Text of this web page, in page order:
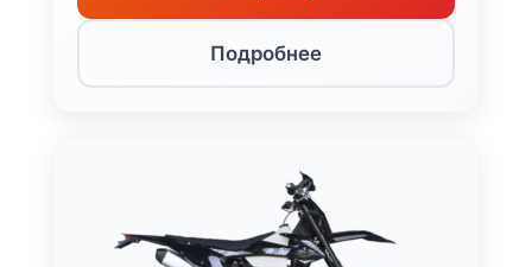
Подробнее